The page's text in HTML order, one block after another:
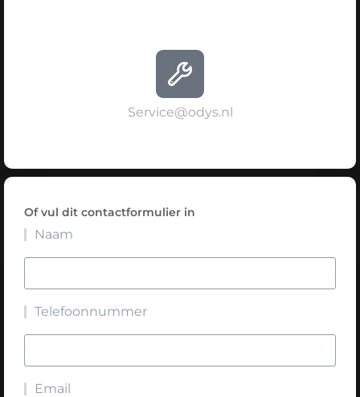
Service@odys.nl
Of vul dit contactformulier in
Naam
Telefoonnummer
Email